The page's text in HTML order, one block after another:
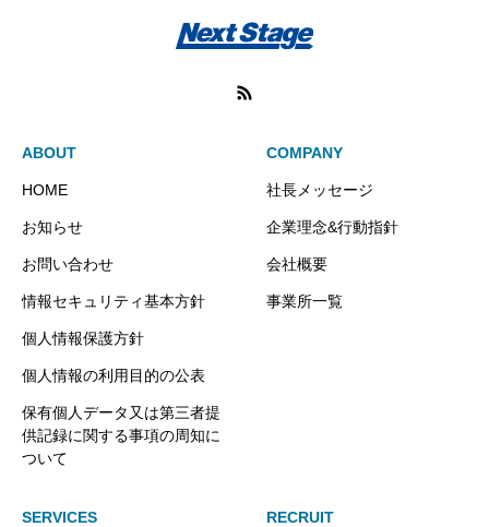
ABOUT
HOME
お知らせ
お問い合わせ
情報セキュリティ基本方針
個人情報保護方針
個人情報の利用目的の公表
保有個人データ又は第三者提
供記録に関する事項の周知に
ついて
COMPANY
社長メッセージ
企業理念&行動指針
会社概要
事業所一覧
SERVICES RECRUIT